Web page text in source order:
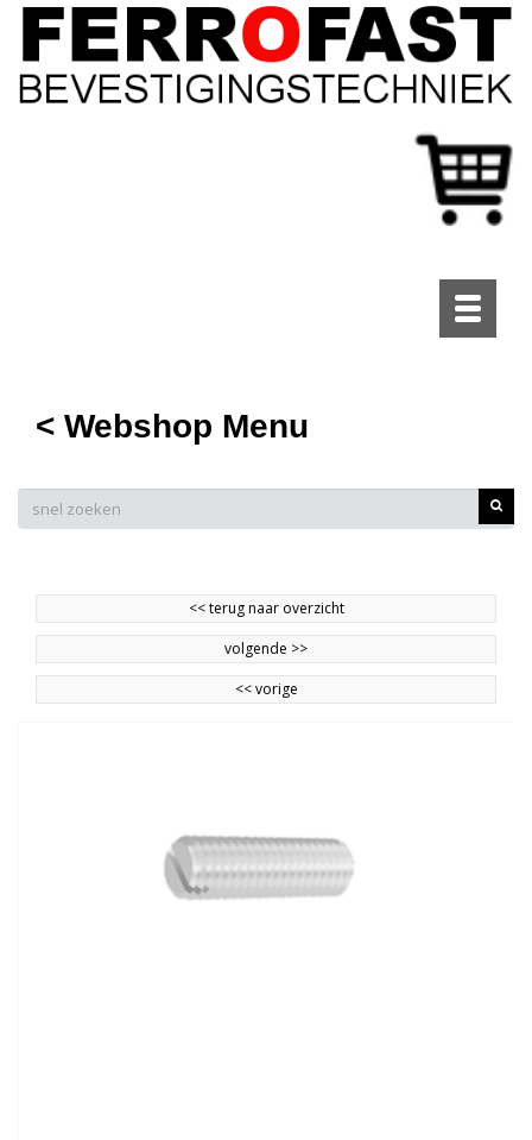
Toggle
< Webshop Menu
<<terug naar overzicht
volgende >>
<<vorige